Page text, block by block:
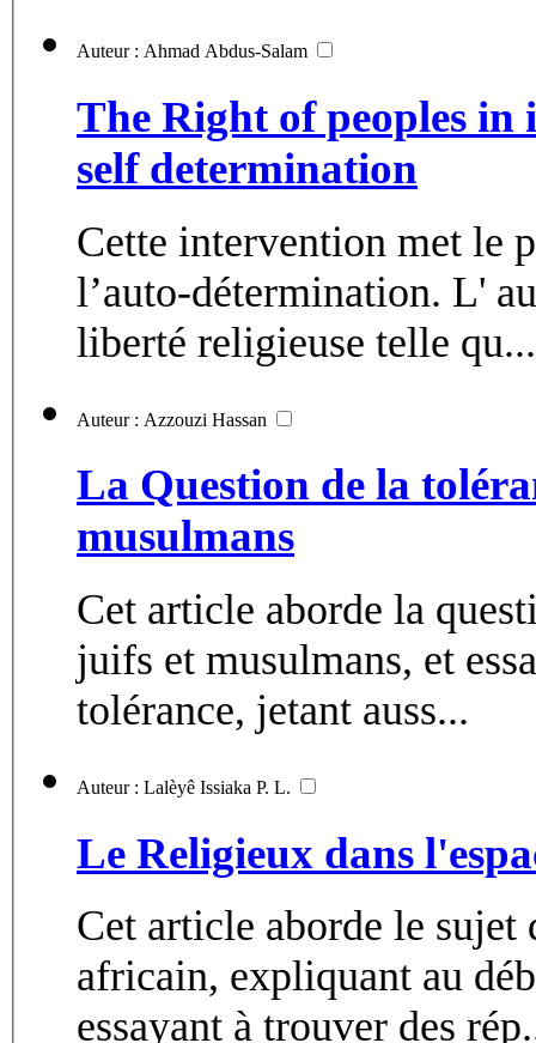
Auteur : Ahmad Abdus-Salam
The Right of peoples
self determination
Cette intervention met le
l’auto-détermination. L'
liberté religieuse telle qu...
Auteur : Azzouzi Hassan
La Question de la
musulmans
Cet article aborde la
juifs et musulmans, et
tolérance, jetant auss...
Auteur : Lalèyê Issiaka P. L.
Le Religieux dans
Cet article aborde le
africain, expliquant au
essayant à trouver des